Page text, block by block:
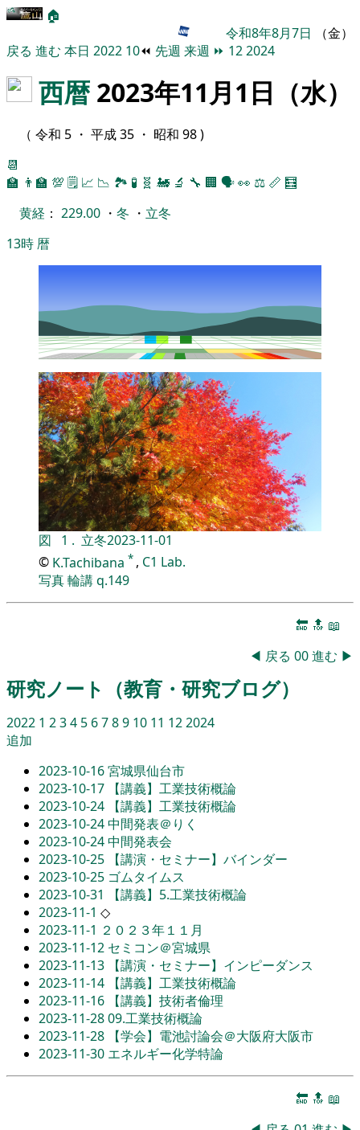
🏠
令和8年8月7日 （金）
戻る 進む 本日 2022 10⏪ 先週 来週 ⏩ 122024
西暦 2023年11月1日（水）
（ 令和 5 ・ 平成 35 ・ 昭和 98 )
📆
🏫 👨‍🏫 💯 🗒️ 📈 📉 🏞 🧪 🧬 🚂 🔬 🔧 🏢 🗣️👀 ⚖️ 📏 🧮
黄経 ： 229.00 ・ 冬 ・ 立冬
13時 暦
図 1 . 立冬2023-11-01
© K.Tachibana * , C1 Lab.
写真輪講q.149
🔚 🔝 📖
◀ 戻る 00進む ▶
研究ノート（教育・研究ブログ）
2022 1 234 5 6789 10 11 122024
追加
2023-10-16宮城県仙台市
2023-10-17
【講義】工業技術概論
2023-10-24
【講義】工業技術概論
2023-10-24中間発表＠りく
2023-10-24中間発表会
2023-10-25
【講演・セミナー】バインダー
2023-10-25 ゴムタイムス
2023-10-31
【講義】5.工業技術概論
2023-11-1 ◇
2023-11-1 ２０２３年１１月
2023-11-12 セミコン＠宮城県
2023-11-13
【講演・セミナー】インピーダンス
2023-11-14
【講義】工業技術概論
2023-11-16
【講義】技術者倫理
2023-11-2809.工業技術概論
2023-11-28
【学会】電池討論会＠大阪府大阪市
2023-11-30 エネルギー化学特論
🔚 🔝 📖